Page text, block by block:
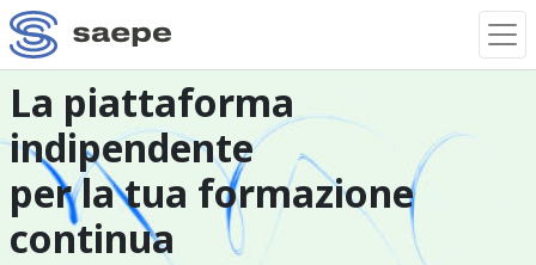
La piattaforma
indipendente
per la tua formazione
continua